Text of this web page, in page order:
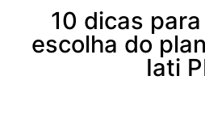
10 dicas
escolha do
Iati